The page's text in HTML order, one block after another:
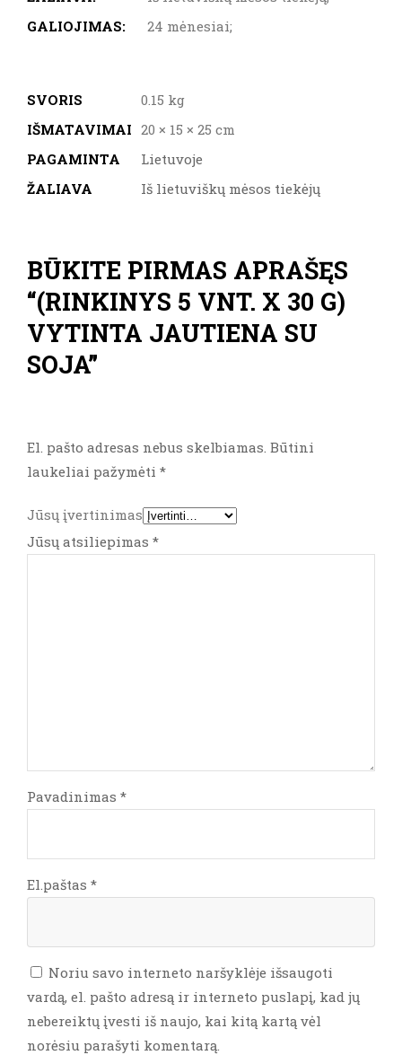
GALIOJIMAS:
24 mėnesiai;
SVORIS
0.15 kg
IŠMATAVIMAI 20 × 15 × 25 cm
PAGAMINTA
Lietuvoje
ŽALIAVA
Iš lietuviškų mėsos tiekėjų
BŪKITE PIRMAS APRAŠĘS
“(RINKINYS 5 VNT. X 30 G)
VYTINTA JAUTIENA SU
SOJA”
El. pašto adresas nebus skelbiamas. Būtini
laukeliai pažymėti *
Jūsų įvertinimas
Jūsų atsiliepimas *
Pavadinimas *
El.paštas *
Noriu savo interneto naršyklėje išsaugoti
vardą, el. pašto adresą ir interneto puslapį, kad jų
nebereiktų įvesti iš naujo, kai kitą kartą vėl
norėsiu parašyti komentarą.